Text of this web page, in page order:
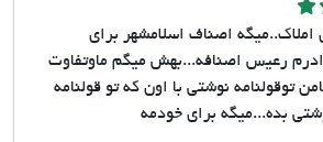
املاک..میگه اصناف اسلامشهر برای
رعیس اصنافه...بهش میگم‌ ماوتفاوت
توقولنامه نوشتی با اون که تو قولنامه
بده...میگه برای خودمه